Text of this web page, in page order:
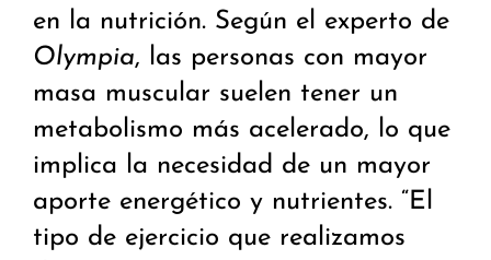
en la nutrición. Según el experto de
Olympia, las personas con mayor
masa muscular suelen tener un
metabolismo más acelerado, lo que
implica la necesidad de un mayor
aporte energético y nutrientes. “El
tipo de ejercicio que realizamos